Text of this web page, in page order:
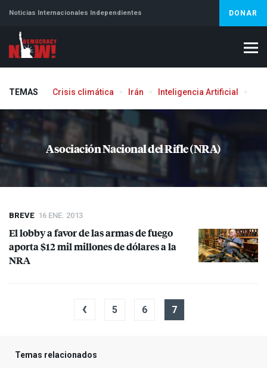
Noticias Internacionales Independientes DONAR
TEMAS Crisis climática Irán Inteligencia Artificial
Asociación Nacional del Rifle (NRA)
BREVE 16 ENE. 2013
El lobby a favor de las armas de fuego
aporta $12 mil millones de dólares a la
NRA
‹ 5 6 7
Temas relacionados